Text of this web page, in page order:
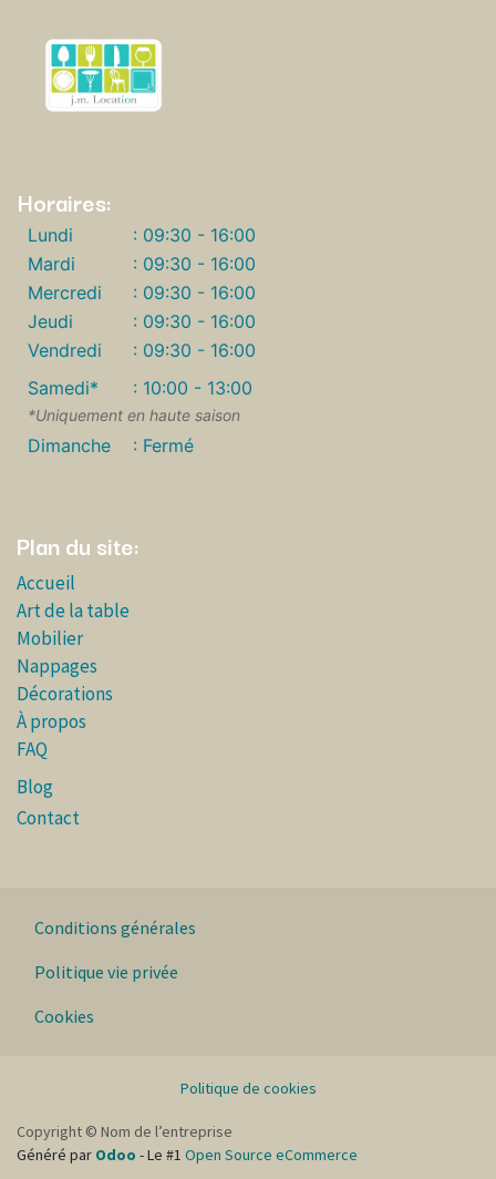
Horaires:
Lundi
: 09:30 - 16:00
Mardi
: 09:30 - 16:00
Mercredi
: 09:30 - 16:00
Jeudi
: 09:30 - 16:00
Vendredi
: 09:30 - 16:00
Samedi*
: 10:00 - 13:00
*Uniquement en haute saison
Dimanche : Fermé
Plan du site:
Accueil
Art de la table
Mobilier
Nappages
Décorations
À propos
FAQ
Blog
Contact
Conditions générales
Politique vie privée
Cookies
Politique de cookies
Copyright © Nom de l’entreprise
Généré par Odoo - Le #1 Open Source eCommerce